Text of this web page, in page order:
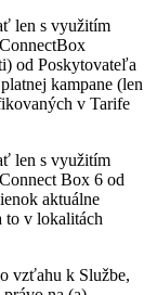
len s využitím
od Poskytovateľa
kampane (len
v Tarife
len s využitím
Box 6 od
aktuálne
to v lokalitách
vzťahu k Službe,